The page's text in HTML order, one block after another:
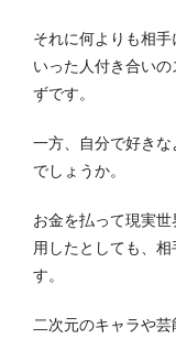
それに何よりも相
いった人付き合い
ずです。
一方、自分で好き
でしょうか。
お金を払って現実
用したとしても、
す。
二次元のキャラや